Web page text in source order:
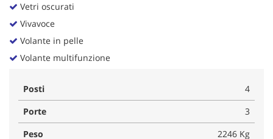
Vetri oscurati
Vivavoce
Volante in pelle
Volante multifunzione
Posti
4
Porte
3
Peso
2246 Kg